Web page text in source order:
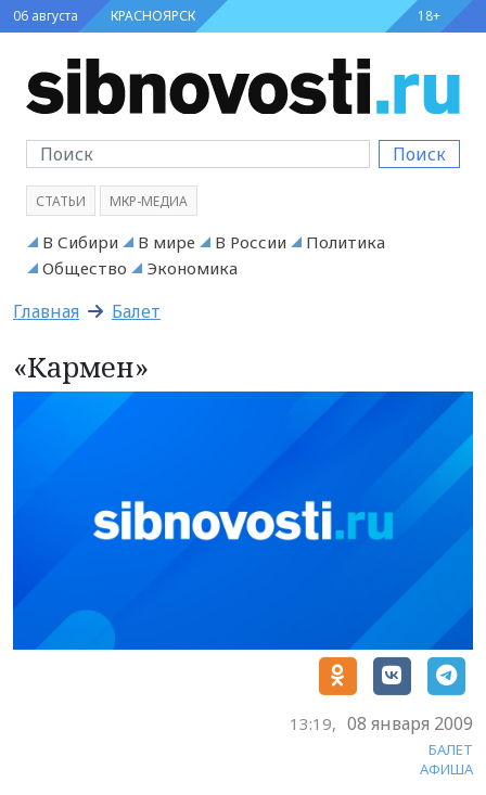
06 августа КРАСНОЯРСК 18+
Поиск
СТАТЬИ МКР-МЕДИА
В Сибири В мире В России
Политика
Общество
Экономика
Главная Балет
«Кармен»
13:19, 08 января 2009
БАЛЕТ
АФИША